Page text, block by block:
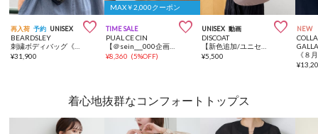
再入荷 予約 UNISEX 
BEARDSLEY
¥31,900
MAX￥2,000クーポン
TIME SALE 
PUAL CE CIN
¥8,360 (5%OFF)
UNISEX 動画 
DISCOAT
¥5,500
NEW
¥
着心地抜群なコンフォートトップス